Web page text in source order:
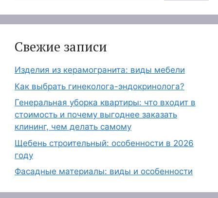
Свежие записи
Изделия из керамогранита: виды мебели
Как выбрать гинеколога-эндокринолога?
Генеральная уборка квартиры: что входит в
стоимость и почему выгоднее заказать
клининг, чем делать самому
Щебень строительный: особенности в 2026
году
Фасадные материалы: виды и особенности